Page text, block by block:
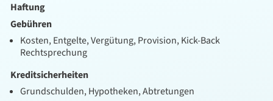
Haftung
Gebühren
Kosten, Entgelte, Vergütung, Provision, Kick-Back
Rechtsprechung
Kreditsicherheiten
Grundschulden, Hypotheken, Abtretungen